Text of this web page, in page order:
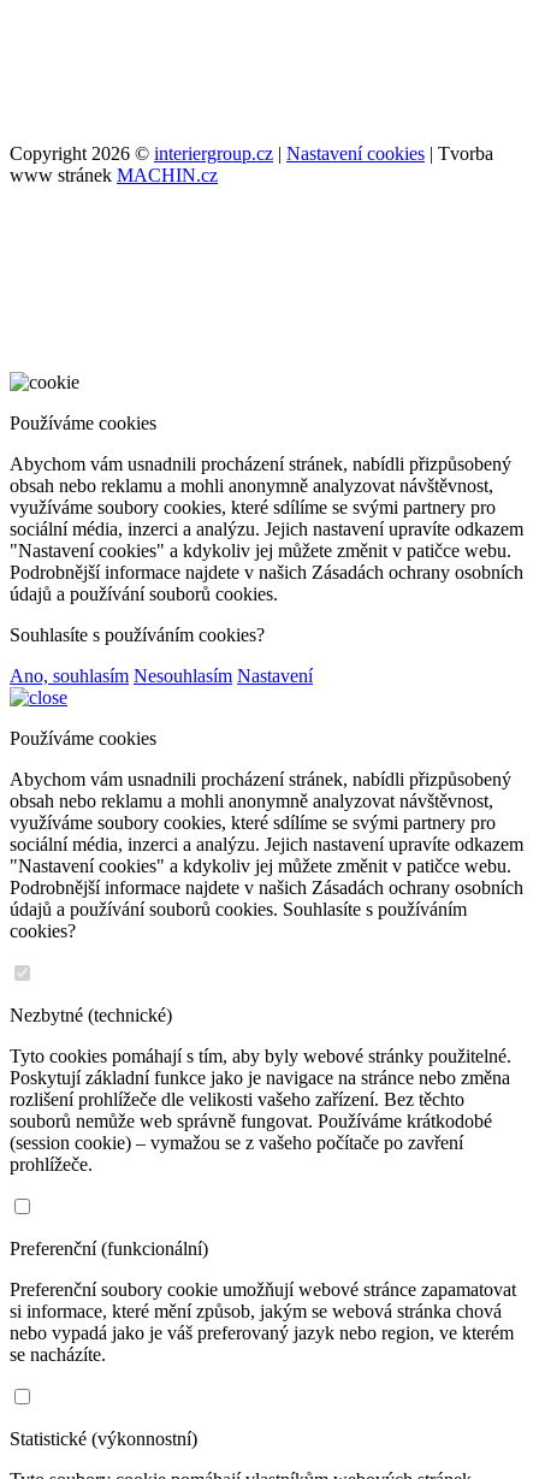
Copyright 2026 © interiergroup.cz | Nastavení cookies | Tvorba
www stránek MACHIN.cz
Používáme cookies
Abychom vám usnadnili procházení stránek, nabídli přizpůsobený
obsah nebo reklamu a mohli anonymně analyzovat návštěvnost,
využíváme soubory cookies, které sdílíme se svými partnery pro
sociální média, inzerci a analýzu. Jejich nastavení upravíte odkazem
"Nastavení cookies" a kdykoliv jej můžete změnit v patičce webu.
Podrobnější informace najdete v našich Zásadách ochrany osobních
údajů a používání souborů cookies.
Souhlasíte s používáním cookies?
Ano, souhlasím Nesouhlasím Nastavení
Používáme cookies
Abychom vám usnadnili procházení stránek, nabídli přizpůsobený
obsah nebo reklamu a mohli anonymně analyzovat návštěvnost,
využíváme soubory cookies, které sdílíme se svými partnery pro
sociální média, inzerci a analýzu. Jejich nastavení upravíte odkazem
"Nastavení cookies" a kdykoliv jej můžete změnit v patičce webu.
Podrobnější informace najdete v našich Zásadách ochrany osobních
údajů a používání souborů cookies. Souhlasíte s používáním
cookies?
Nezbytné (technické)
Tyto cookies pomáhají s tím, aby byly webové stránky použitelné.
Poskytují základní funkce jako je navigace na stránce nebo změna
rozlišení prohlížeče dle velikosti vašeho zařízení. Bez těchto
souborů nemůže web správně fungovat. Používáme krátkodobé
(session cookie) – vymažou se z vašeho počítače po zavření
prohlížeče.
Preferenční (funkcionální)
Preferenční soubory cookie umožňují webové stránce zapamatovat
si informace, které mění způsob, jakým se webová stránka chová
nebo vypadá jako je váš preferovaný jazyk nebo region, ve kterém
se nacházíte.
Statistické (výkonnostní)